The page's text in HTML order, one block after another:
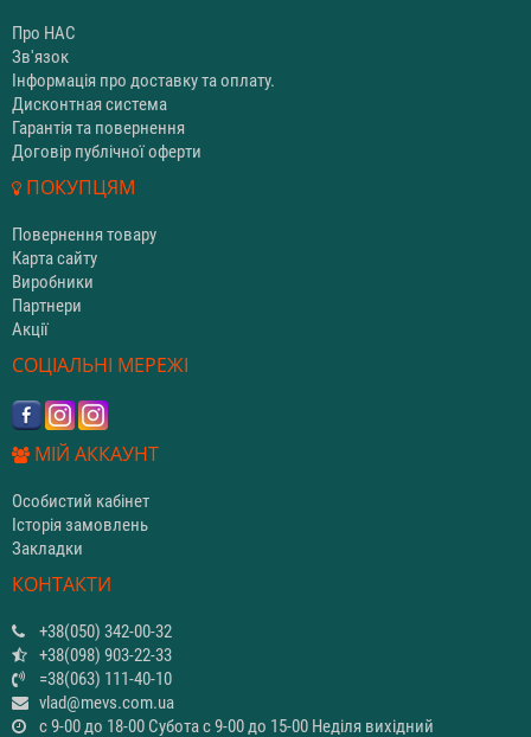
Про НАС
Зв'язок
Інформація про доставку та оплату.
Дисконтная система
Гарантія та повернення
Договір публічної оферти
ПОКУПЦЯМ
Повернення товару
Карта сайту
Виробники
Партнери
Акції
СОЦІАЛЬНІ МЕРЕЖІ
МІЙ АККАУНТ
Особистий кабінет
Історія замовлень
Закладки
КОНТАКТИ
+38(050) 342-00-32
+38(098) 903-22-33
=38(063) 111-40-10
vlad@mevs.com.ua
с 9-00 до 18-00 Субота с 9-00 до 15-00 Неділя вихідний